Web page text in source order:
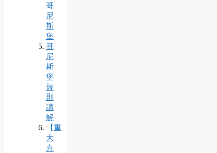
哥
尼
斯
堡
哥
尼
斯
堡
規
則
講
解
【重
大
喜